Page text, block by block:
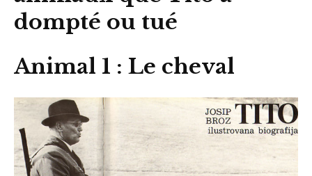
dompté ou tué
Animal 1 : Le cheval